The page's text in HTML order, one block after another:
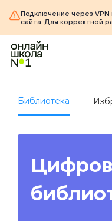
Подключение через VPN
сайта. Для корректной
Библиотека